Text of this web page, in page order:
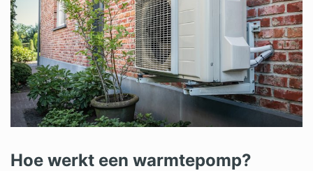
Hoe werkt een warmtepomp?